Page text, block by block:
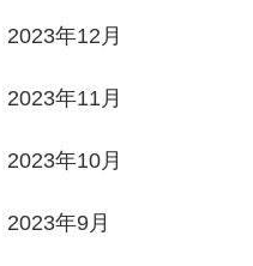
2023年12月
2023年11月
2023年10月
2023年9月